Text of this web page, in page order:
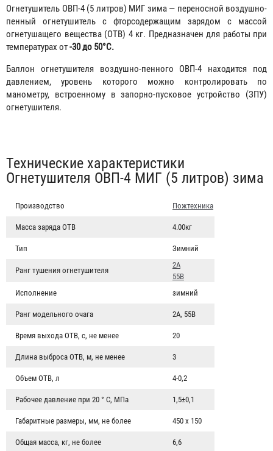
Огнетушитель ОВП-4 (5 литров) МИГ зима — переносной воздушно-
пенный огнетушитель с фторсодержащим зарядом с массой
огнетушащего вещества (ОТВ) 4 кг. Предназначен для работы при
температурах от-30 до 50°C.
Баллон огнетушителя воздушно-пенного ОВП-4 находится под
давлением, уровень которого можно контролировать по
манометру, встроенному в запорно-пусковое устройство (ЗПУ)
огнетушителя.
Табы
Технические характеристики
Огнетушителя ОВП-4 МИГ (5 литров) зима
Производство Пожтехника
Масса заряда ОТВ 4.00кг
Тип Зимний
Ранг тушения огнетушителя
2А
55В
Исполнение
зимний
Ранг модельного очага 2А, 55В
Время выхода ОТВ, с, не менее 20
Длина выброса ОТВ, м, не менее 3
Объем ОТВ, л 4-0,2
Рабочее давление при 20 ° С, МПа 1,5±0,1
Габаритные размеры, мм, не более 450 х 150
Общая масса, кг, не более 6,6